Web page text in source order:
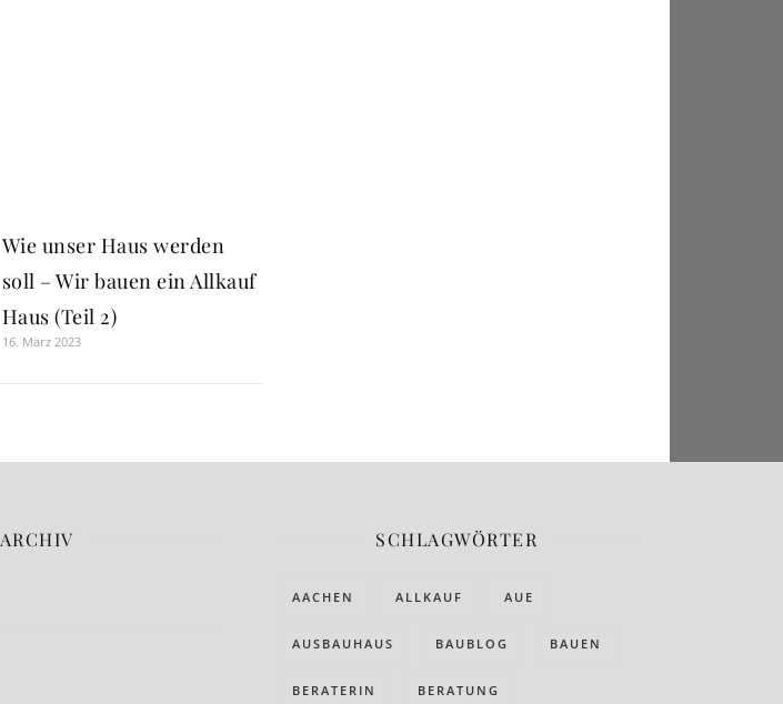
Wie unser Haus werden
soll – Wir bauen ein Allkauf
Haus (Teil 2)
16. März 2023
ARCHIV SCHLAGWÖRTER
AACHEN ALLKAUF AUE
AUSBAUHAUS BAUBLOG BAUEN
BERATERIN BERATUNG